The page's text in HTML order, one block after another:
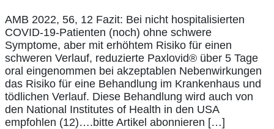
AMB 2022, 56, 12 Fazit: Bei nicht hospitalisierten
COVID-19-Patienten (noch) ohne schwere
Symptome, aber mit erhöhtem Risiko für einen
schweren Verlauf, reduzierte Paxlovid® über 5 Tage
oral eingenommen bei akzeptablen Nebenwirkungen
das Risiko für eine Behandlung im Krankenhaus und
tödlichen Verlauf. Diese Behandlung wird auch von
den National Institutes of Health in den USA
empfohlen (12)….bitte Artikel abonnieren […]